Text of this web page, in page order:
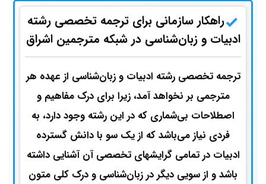
راهکار سازمانی برای ترجمه تخصصی رشته
ادبیات و زبان‌شناسی در شبکه مترجمین اشراق
ترجمه تخصصی رشته ادبیات و زبان‌شناسی از عهده‌ هر
مترجمی بر نخواهد آمد، زیرا برای درک مفاهیم و
اصطلاحات بی‌شماری که در این رشته وجود دارد، به
فردی نیاز می‌باشد که از یک سو با دانش گسترده‌
ادبیات در تمامی گرایشهای تخصصی آن آشنایی داشته
باشد و از سویی دیگر در زبان‌شناسی و درک کلی متون